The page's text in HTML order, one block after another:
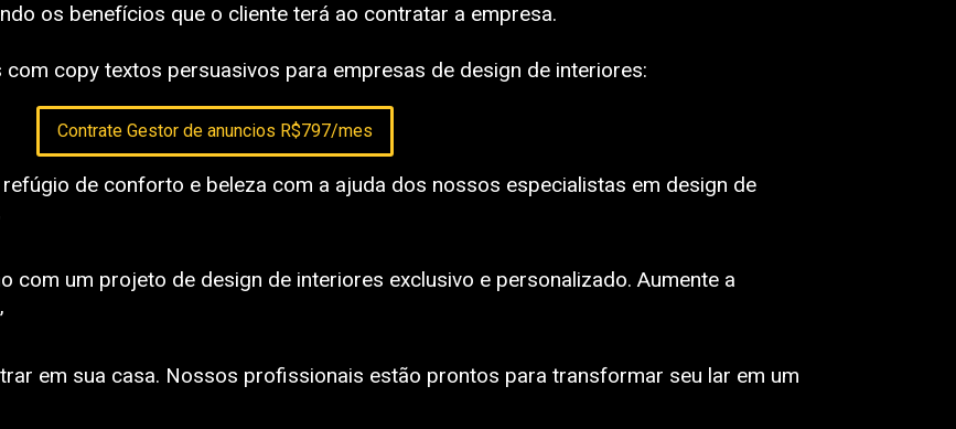
os benefícios que o cliente terá ao contratar a empresa.
copy textos persuasivos para empresas de design de interiores:
Contrate Gestor de anuncios R$797/mes
de conforto e beleza com a ajuda dos nossos especialistas em design de
com um projeto de design de interiores exclusivo e personalizado. Aumente a
em sua casa. Nossos profissionais estão prontos para transformar seu lar em um